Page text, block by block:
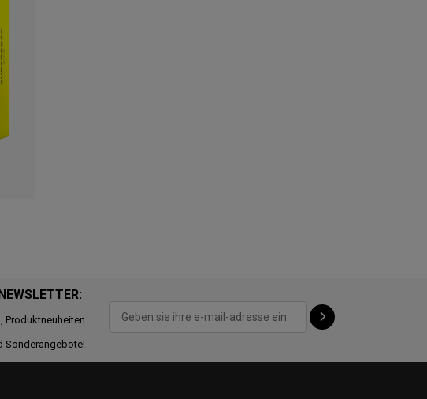
Produktneuheiten
Sonderangebote!